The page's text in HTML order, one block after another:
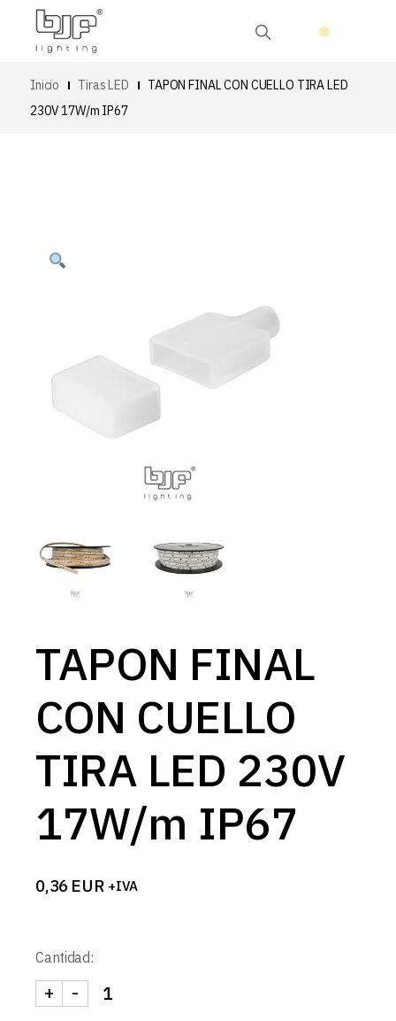
Inicio Tiras LED
TAPON FINAL CON CUELLO TIRA LED
230V 17W/m IP67
TAPON FINAL
CON CUELLO
TIRA LED 230V
17W/m IP67
0,36 EUR +IVA
Cantidad:
TAPON FINAL CON CUELLO TIRA LED 230V
-
+